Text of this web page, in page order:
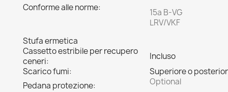
Conforme alle norme:
15a B-VG
LRV/VKF
Stufa ermetica
Cassetto estribile per recupero
ceneri:
Incluso
Scarico fumi:
Superiore o
Pedana protezione:
Optional